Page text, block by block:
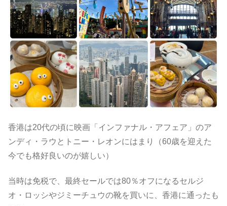
香港は20代の頃に映画「インファナル・アフェア」のア
ンディ・ラウとトニー・レオンにはまり（60歳を迎えた
今でも格好良いのが嬉しい）
当時は免税で、最終セールでは80％オフになるセルジ
オ・ロッシやジミーチュウの靴を買いに、香港に通ったも